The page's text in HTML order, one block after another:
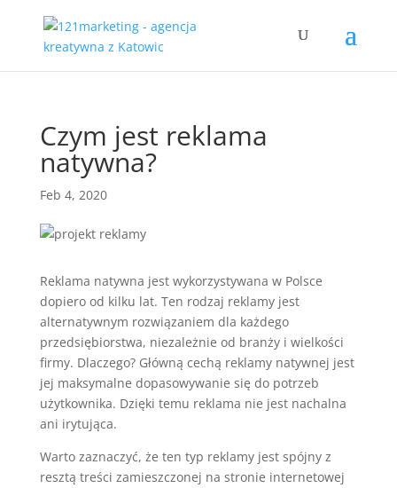
Czym jest reklama
natywna?
Feb 4, 2020
Reklama natywna jest wykorzystywana w Polsce
dopiero od kilku lat. Ten rodzaj reklamy jest
alternatywnym rozwiązaniem dla każdego
przedsiębiorstwa, niezależnie od branży i wielkości
firmy. Dlaczego? Główną cechą reklamy natywnej jest
jej maksymalne dopasowywanie się do potrzeb
użytkownika. Dzięki temu reklama nie jest nachalna
ani irytująca.
Warto zaznaczyć, że ten typ reklamy jest spójny z
resztą treści zamieszczonej na stronie internetowej